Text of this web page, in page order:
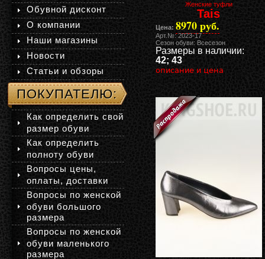
Женские туфли
Tais
Цена: 8970 руб.
Арт.№: 2023-17
Сезон обуви: Всесезон
Размеры в наличии:
42; 43
описание и цена
Обувной дисконт
О компании
Наши магазины
Новости
Статьи и обзоры
ПОКУПАТЕЛЮ:
Как определить свой
размер обуви
Как определить
полноту обуви
Вопросы цены,
оплаты, доставки
Вопросы по женской
обуви большого
размера
Вопросы по женской
обуви маленького
размера